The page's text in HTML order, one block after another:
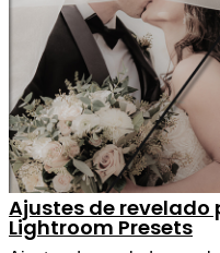
Ajustes de revelado
Lightroom Presets